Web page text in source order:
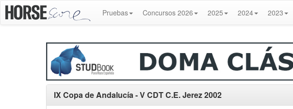
Pruebas Concursos 2026 2025 2024 2023
IX Copa de Andalucía - V CDT C.E. Jerez 2002